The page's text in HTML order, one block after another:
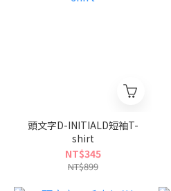
頭文字D-INITIALD短袖T-
shirt
NT$345
NT$899